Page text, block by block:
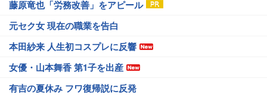
藤原竜也「労務改善」をアピール
元セク女 現在の職業を告白
本田紗来 人生初コスプレに反響
女優・山本舞香 第1子を出産
有吉の夏休み フワ復帰説に反発